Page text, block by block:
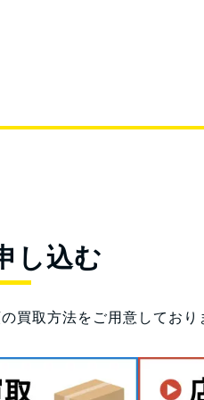
し込む
買取方法をご用意しており